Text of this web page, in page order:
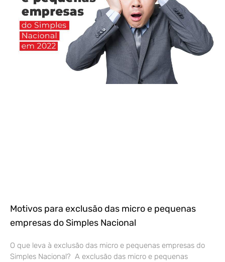
Motivos para exclusão das micro e pequenas
empresas do Simples Nacional
O que leva à exclusão das micro e pequenas empresas do
Simples Nacional? A exclusão das micro e pequenas